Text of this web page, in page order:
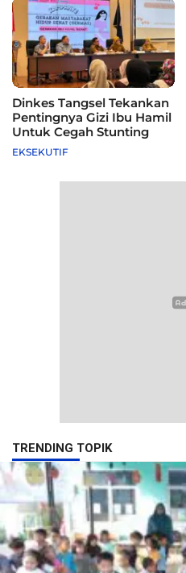
Dinkes Tangsel Tekankan
Pentingnya Gizi Ibu Hamil
Untuk Cegah Stunting
EKSEKUTIF
TRENDING TOPIK